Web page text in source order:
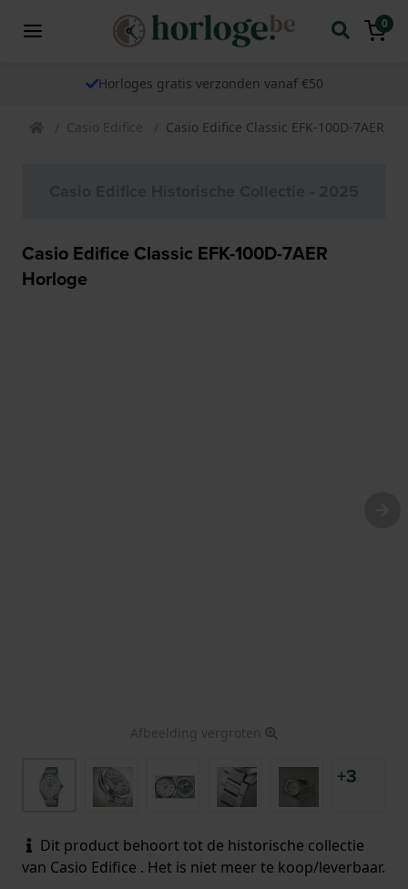
0
Horloges gratis verzonden vanaf €50
Casio Edifice Casio Edifice Classic EFK-100D-7AER
Casio Edifice Classic EFK-100D-7AER
Horloge
Afbeelding vergroten
+3
Dit product behoort tot de historische collectie
van Casio Edifice . Het is niet meer te koop/leverbaar.